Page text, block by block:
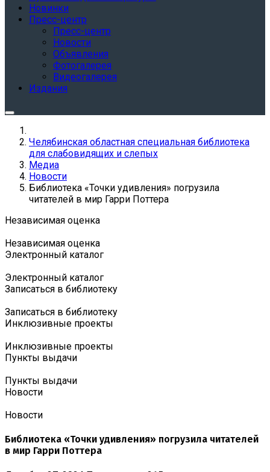
Новинки
Пресс-центр
Пресс-центр
Новости
Объявления
Фотогалерея
Видеогалерея
Издания
Челябинская областная специальная библиотека
для слабовидящих и слепых
Медиа
Новости
Библиотека «Точки удивления» погрузила
читателей в мир Гарри Поттера
Независимая оценка
Независимая оценка
Электронный каталог
Электронный каталог
Записаться в библиотеку
Записаться в библиотеку
Инклюзивные проекты
Инклюзивные проекты
Пункты выдачи
Пункты выдачи
Новости
Новости
Библиотека «Точки удивления» погрузила читателей
в мир Гарри Поттера